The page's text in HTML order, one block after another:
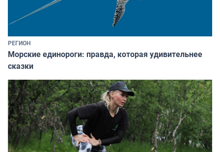
РЕГИОН
Морские единороги: правда, которая удивительнее
сказки